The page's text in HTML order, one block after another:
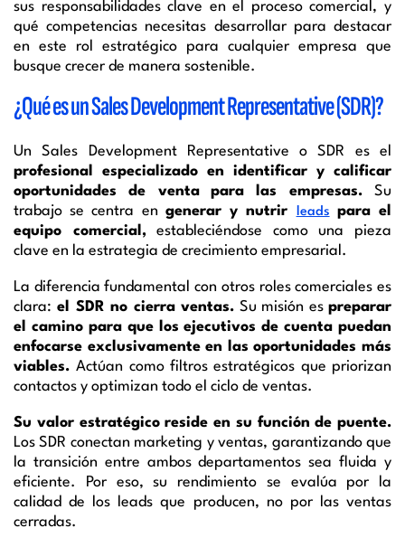
sus responsabilidades clave en el proceso comercial, y
qué competencias necesitas desarrollar para destacar
en este rol estratégico para cualquier empresa que
busque crecer de manera sostenible.
¿Qué es un Sales Development Representative (SDR)?
Un Sales Development Representative o SDR es el
profesional especializado en identificar y calificar
oportunidades de venta
para las empresas.Su
trabajo se centra en generar y nutrir leads para el
equipo comercial, estableciéndose como una pieza
clave en la estrategia de crecimiento empresarial.
La diferencia fundamental con otros roles comerciales es
clara: el SDR no cierra ventas. Su misión espreparar
el camino para que los ejecutivos de cuenta puedan
enfocarse exclusivamente en las oportunidades más
viables.Actúan como filtros estratégicos que priorizan
contactos y optimizan todo el ciclo de ventas.
Su valor estratégico reside en su función de puente.
Los SDR conectan marketing y ventas, garantizando que
la transición entre ambos departamentos sea fluida y
eficiente. Por eso, su rendimiento se evalúa por la
calidad de los leads que producen, no por las ventas
cerradas.